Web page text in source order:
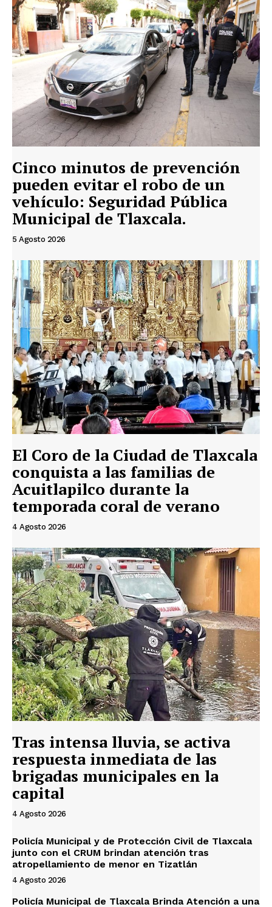
Cinco minutos de prevención
pueden evitar el robo de un
vehículo: Seguridad Pública
Municipal de Tlaxcala.
5 Agosto 2026
El Coro de la Ciudad de Tlaxcala
conquista a las familias de
Acuitlapilco durante la
temporada coral de verano
4 Agosto 2026
Tras intensa lluvia, se activa
respuesta inmediata de las
brigadas municipales en la
capital
4 Agosto 2026
Policía Municipal y de Protección Civil de Tlaxcala
junto con el CRUM brindan atención tras
atropellamiento de menor en Tizatlán
4 Agosto 2026
Policía Municipal de Tlaxcala Brinda Atención a una